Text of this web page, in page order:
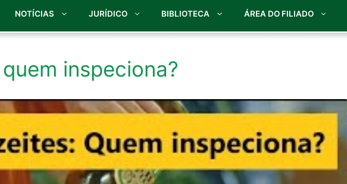
NOTÍCIAS JURÍDICO BIBLIOTECA ÁREA DO FILIADO
inspeciona?